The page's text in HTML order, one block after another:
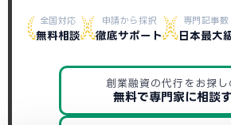
創業融資の代行をお探しの方
専門家に無料相談する
全国対応
無料相談
申請から採択
徹底サポート
専門記事数
日本最大
創業融資の代行をお探し
無料で専門家に相談